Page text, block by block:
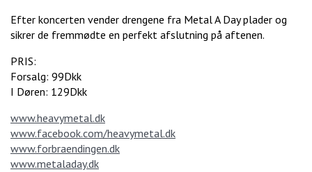
Efter koncerten vender drengene fra Metal A Day plader og
sikrer de fremmødte en perfekt afslutning på aftenen.
PRIS:
Forsalg: 99Dkk
I Døren: 129Dkk
www.heavymetal.dk
www.facebook.com/heavymetal.dk
www.forbraendingen.dk
www.metaladay.dk